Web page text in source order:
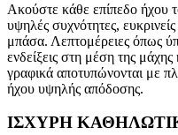
Ακούστε κάθε επίπεδο ήχου
υψηλές συχνότητες,
μπάσα. Λεπτομέρειες όπως
ενδείξεις στη μέση της
γραφικά αποτυπώνονται με
ήχου υψηλής απόδοσης.
ΙΣΧΥΡΗ